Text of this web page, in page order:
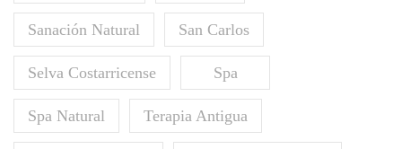
Sanación Natural San Carlos
Selva Costarricense Spa
Spa Natural Terapia Antigua